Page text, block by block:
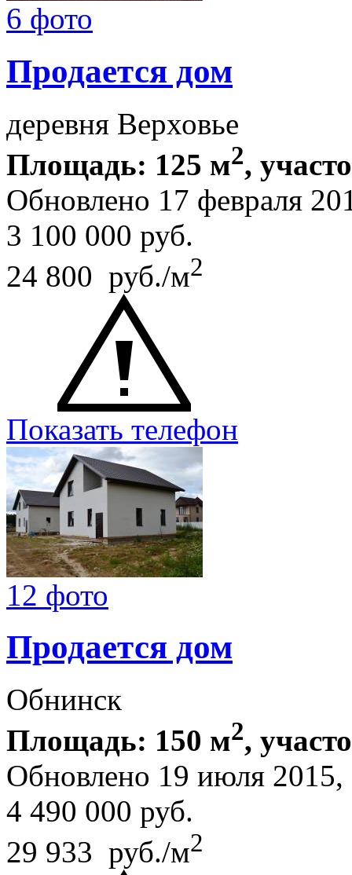
6 фото
Продается дом
деревня Верховье
Площадь: 125 м2,
Обновлено 17 февраля
3 100 000 руб.
24 800 руб./м2
Показать телефон
12 фото
Продается дом
Обнинск
Площадь: 150 м2,
Обновлено 19 июля
4 490 000 руб.
29 933 руб./м2